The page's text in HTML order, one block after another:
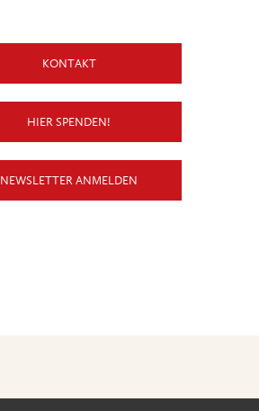
KONTAKT
HIER SPENDEN!
NEWSLETTER ANMELDEN